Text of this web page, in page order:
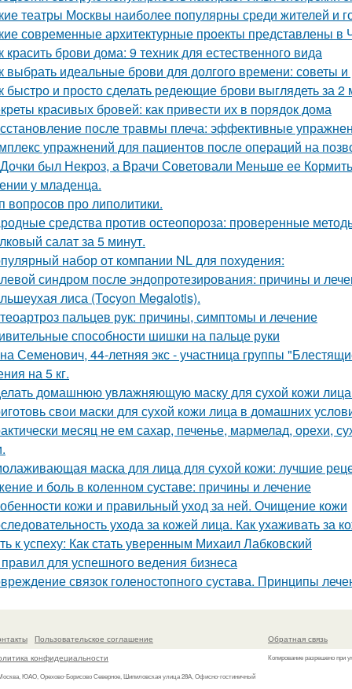
театры Москвы наиболее популярны среди жителей и
современные архитектурные проекты представлены в
красить брови дома: 9 техник для естественного вида
выбрать идеальные брови для долгого времени: советы
быстро и просто сделать редеющие брови выглядеть за 2
красивых бровей: как привести их в порядок дома
после травмы плеча: эффективные
упражнений для пациентов после операций на
был Некроз, а Врачи Советовали Меньше ее
у младенца.
вопросов про липолитики.
средства против остеопороза: проверенные
салат за 5 минут.
набор от компании NL для похудения:
синдром после эндопротезирования: причины и
лиса (Tocyon Megalotis).
пальцев рук: причины, симптомы и лечение
способности шишки на пальце руки
Семенович, 44-летняя экс - участница группы
на 5 кг.
домашнюю увлажняющую маску для сухой кожи
свои маски для сухой кожи лица в домашних
месяц не ем сахар, печенье, мармелад, орехи,
маска для лица для сухой кожи: лучшие
и боль в коленном суставе: причины и лечение
кожи и правильный уход за ней. Очищение кожи
ухода за кожей лица. Как ухаживать за
к успеху: Как стать уверенным Михаил Лабковский
для успешного ведения бизнеса
связок голеностопного сустава. Принципы
Пользовательское соглашение
конфидециальности
ЮАО, Орехово-Борисово Северное, Шипиловская улица 28А, Офисно-гостиничный
Обратная связь
Копирование разрешено при